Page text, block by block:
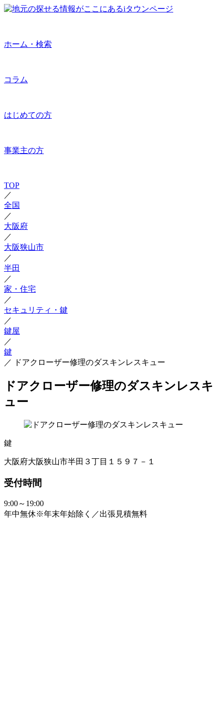
ホーム・検索
コラム
はじめての方
事業主の方
TOP
／
全国
／
大阪府
／
大阪狭山市
／
半田
／
家・住宅
／
セキュリティ・鍵
／
鍵屋
／
鍵
／
ドアクローザー修理のダスキンレスキュー
ドアクローザー修理のダスキンレスキ
ュー
鍵
大阪府大阪狭山市半田３丁目１５９７－１
受付時間
9:00～19:00
年中無休※年末年始除く／出張見積無料